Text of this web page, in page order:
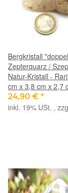
Bergkristall
Zepterquarz /
Natur-Kristall -
cm x 3,8 cm x 2,7
24,90 € *
inkl. 19% USt. ,